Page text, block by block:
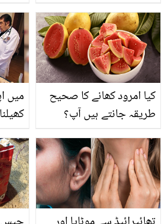
اور پھر دیکھیں اس کا کمال
میں
لیٹی
کیا امرود کھانے کا صحیح
طریقہ جانتے ہیں آپ؟